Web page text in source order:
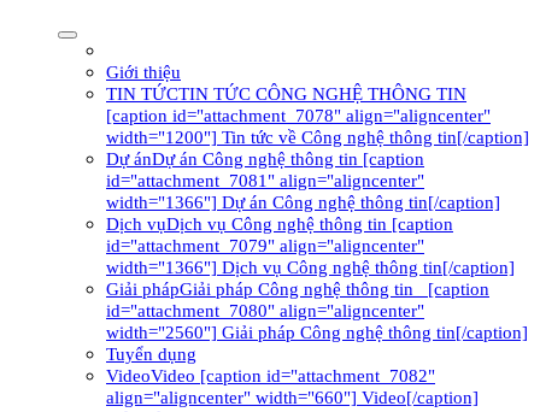
Giới thiệu
TIN TỨCTIN TỨC CÔNG NGHỆ THÔNG TIN
[caption id="attachment_7078" align="aligncenter"
width="1200"] Tin tức về Công nghệ thông tin[/caption]
Dự ánDự án Công nghệ thông tin [caption
id="attachment_7081" align="aligncenter"
width="1366"] Dự án Công nghệ thông tin[/caption]
Dịch vụDịch vụ Công nghệ thông tin [caption
id="attachment_7079" align="aligncenter"
width="1366"] Dịch vụ Công nghệ thông tin[/caption]
Giải phápGiải pháp Công nghệ thông tin [caption
id="attachment_7080" align="aligncenter"
width="2560"] Giải pháp Công nghệ thông tin[/caption]
Tuyển dụng
VideoVideo [caption id="attachment_7082"
align="aligncenter" width="660"] Video[/caption]